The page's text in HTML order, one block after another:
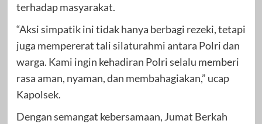
terhadap masyarakat.
“Aksi simpatik ini tidak hanya berbagi rezeki, tetapi
juga mempererat tali silaturahmi antara Polri dan
warga. Kami ingin kehadiran Polri selalu memberi
rasa aman, nyaman, dan membahagiakan,” ucap
Kapolsek.
Dengan semangat kebersamaan, Jumat Berkah